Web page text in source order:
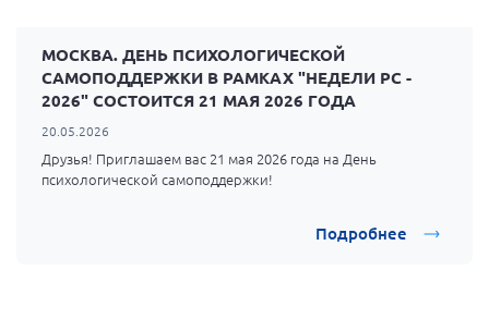
МОСКВА. ДЕНЬ ПСИХОЛОГИЧЕСКОЙ
САМОПОДДЕРЖКИ В РАМКАХ "НЕДЕЛИ РС -
2026" СОСТОИТСЯ 21 МАЯ 2026 ГОДА
20.05.2026
Друзья! Приглашаем вас 21 мая 2026 года на День
психологической самоподдержки!
Подробнее